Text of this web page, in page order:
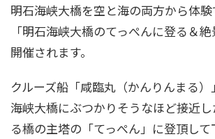
明石海峡大橋を空と海の両方から体
「明石海峡大橋のてっぺんに登る＆
開催されます。
クルーズ船「咸臨丸（かんりんまる
海峡大橋にぶつかりそうなほど接近
る橋の主塔の「てっぺん」に登頂し